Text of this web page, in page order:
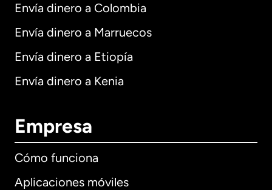
Envía dinero a Colombia
Envía dinero a Marruecos
Envía dinero a Etiopía
Envía dinero a Kenia
Empresa
Cómo funciona
Aplicaciones móviles